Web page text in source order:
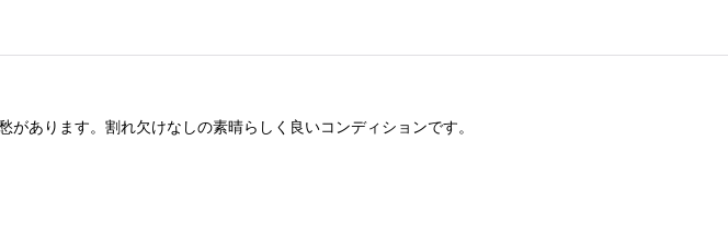
あります。割れ欠けなしの素晴らしく良いコンディションです。